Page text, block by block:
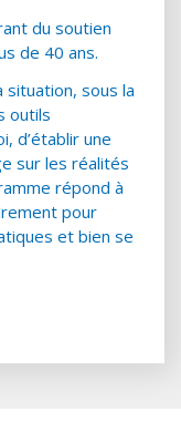
du soutien
de 40 ans.
situation, sous la
outils
d’établir une
sur les réalités
répond à
pour
et bien se